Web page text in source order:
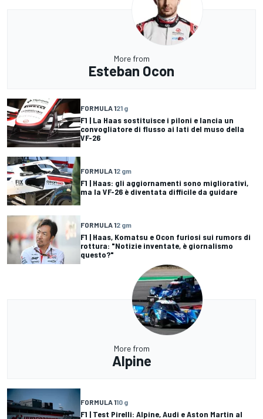
More from
Esteban Ocon
FORMULA 121 g
F1 | La Haas sostituisce i piloni e lancia un
convogliatore di flusso ai lati del muso della
VF-26
FORMULA 12 gm
F1 | Haas: gli aggiornamenti sono migliorativi,
ma la VF-26 è diventata difficile da guidare
FORMULA 12 gm
F1 | Haas, Komatsu e Ocon furiosi sui rumors di
rottura: "Notizie inventate, è giornalismo
questo?"
More from
Alpine
FORMULA 110 g
F1 | Test Pirelli: Alpine, Audi e Aston Martin al